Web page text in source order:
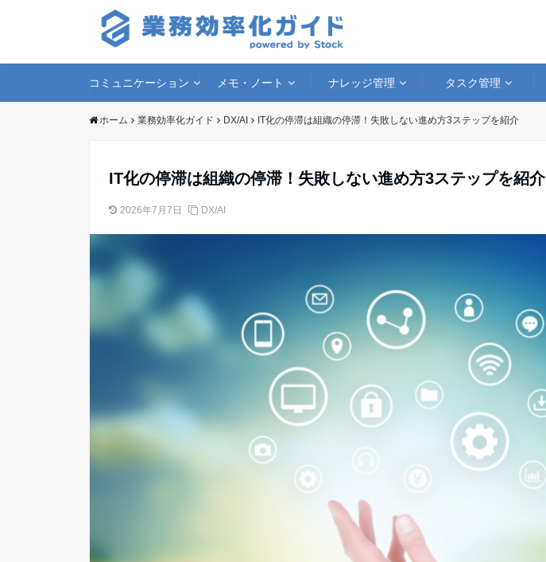
コミュニケーション メモ・ノート ナレッジ管理 タスク管理
ホーム 業務効率化ガイド DX/AI IT化の停滞は組織の停滞！失敗しない進め方3ステップを紹介
IT化の停滞は組織の停滞！失敗しない進め方3ステップを紹介
2026年7月7日 DX/AI